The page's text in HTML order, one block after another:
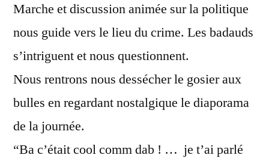
Marche et discussion animée sur la politique
nous guide vers le lieu du crime. Les badauds
s’intriguent et nous questionnent.
Nous rentrons nous dessécher le gosier aux
bulles en regardant nostalgique le diaporama
de la journée.
“Ba c’était cool comm dab ! … je t’ai parlé